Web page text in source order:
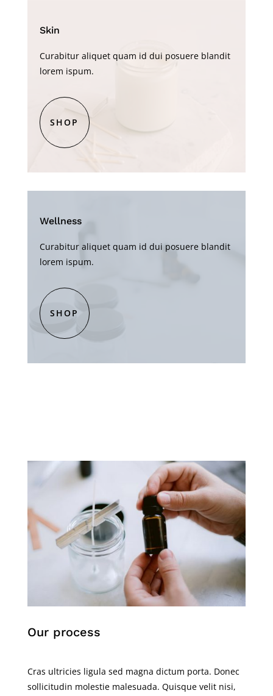
Skin
Curabitur aliquet quam id dui posuere blandit
lorem ispum.
SHOP
Wellness
Curabitur aliquet quam id dui posuere blandit
lorem ispum.
SHOP
Our process
Cras ultricies ligula sed magna dictum porta. Donec
sollicitudin molestie malesuada. Quisque velit nisi,